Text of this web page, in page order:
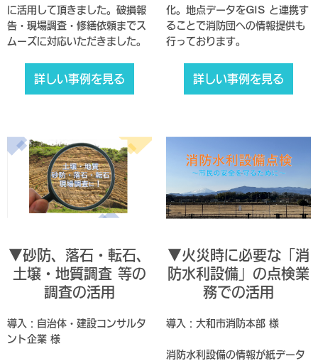
に活用して頂きました。破損報
告・現場調査・修繕依頼までス
ムーズに対応いただきました。
詳しい事例を見る
化。地点データをGIS と連携す
ることで消防団への情報提供も
行っております。
詳しい事例を見る
▼砂防、落石・転石、
土壌・地質調査 等の
調査の活用
導入：自治体・建設コンサルタ
ント企業 様
▼火災時に必要な「消
防水利設備」の点検業
務での活用
導入：大和市消防本部 様
消防水利設備の情報が紙データ